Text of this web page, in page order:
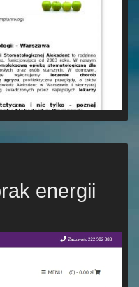
energii